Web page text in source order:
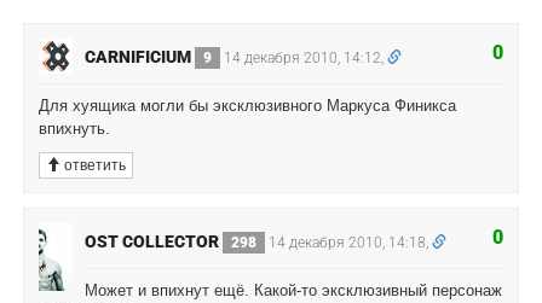
0
CARNIFICIUM 9 14 декабря 2010, 14:12,
Для хуящика могли бы эксклюзивного Маркуса Финикса
впихнуть.
ответить
0
OST COLLECTOR 298 14 декабря 2010, 14:18,
Может и впихнут ещё. Какой-то эксклюзивный персонаж